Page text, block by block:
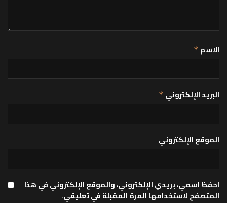
الاسم *
البريد الإلكتروني *
الموقع الإلكتروني
احفظ اسمي، بريدي الإلكتروني، والموقع الإلكتروني في هذا
المتصفح لاستخدامها المرة المقبلة في تعليقي.